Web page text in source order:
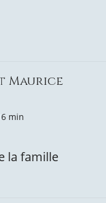
Maurice
min
la famille